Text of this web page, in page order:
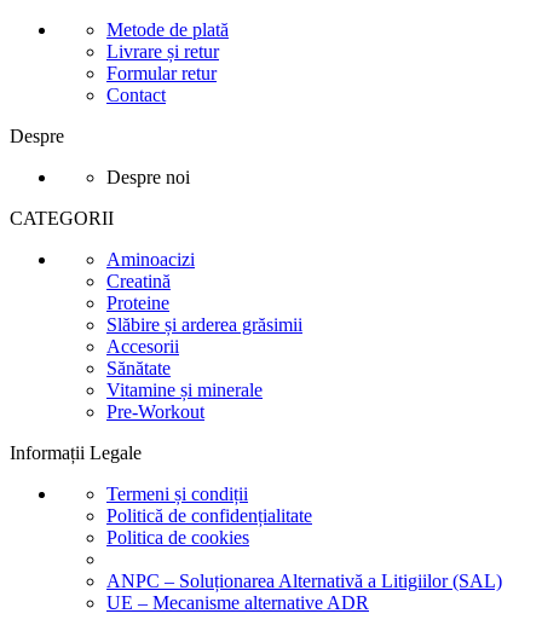
Metode de plată
Livrare și retur
Formular retur
Contact
Despre
Despre noi
CATEGORII
Aminoacizi
Creatină
Proteine
Slăbire și arderea grăsimii
Accesorii
Sănătate
Vitamine și minerale
Pre-Workout
Informații Legale
Termeni și condiții
Politică de confidențialitate
Politica de cookies
ANPC – Soluționarea Alternativă a Litigiilor (SAL)
UE – Mecanisme alternative ADR